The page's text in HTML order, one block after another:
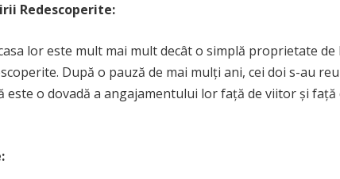
Redescoperite:
lor este mult mai mult decât o simplă proprietate de
După o pauză de mai mulți ani, cei doi s-au
o dovadă a angajamentului lor față de viitor și față